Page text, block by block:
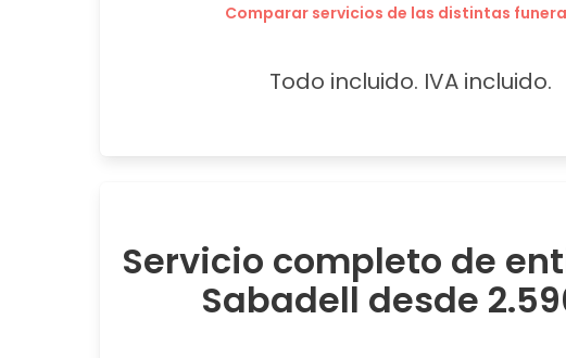
Comparar servicios de las distintas
Todo incluido. IVA incluido.
Servicio completo de
Sabadell desde